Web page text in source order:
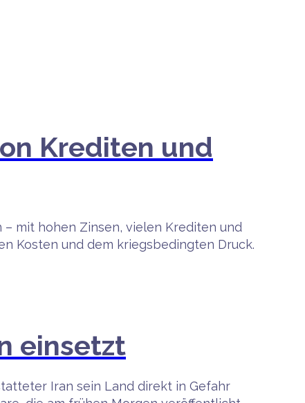
Krediten und
mit hohen Zinsen, vielen Krediten und
Kosten und dem kriegsbedingten Druck.
einsetzt
Iran sein Land direkt in Gefahr